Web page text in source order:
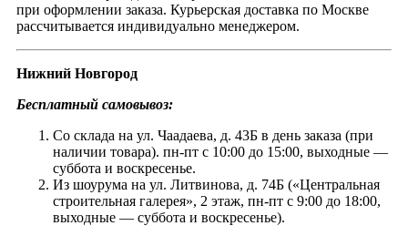
при оформлении заказа. Курьерская доставка по Москве
рассчитывается индивидуально менеджером.
Нижний Новгород
Бесплатный самовывоз:
Со склада на ул. Чаадаева, д. 43Б в день заказа (при
наличии товара). пн-пт с 10:00 до 15:00, выходные —
суббота и воскресенье.
Из шоурума на ул. Литвинова, д. 74Б («Центральная
строительная галерея», 2 этаж, пн-пт с 9:00 до 18:00,
выходные — суббота и воскресенье).